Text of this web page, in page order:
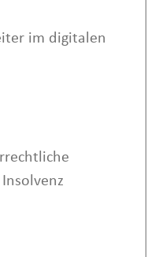
im digitalen